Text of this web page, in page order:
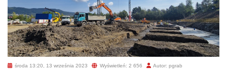
środa 13:20, 13 września 2023 Wyświetleń: 2 656 Autor: pgrab